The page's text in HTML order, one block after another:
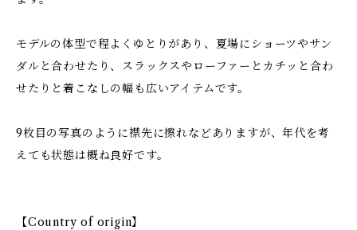
モデルの体型で程よくゆとりがあり、夏場にショーツやサン
ダルと合わせたり、スラックスやローファーとカチッと合わ
せたりと着こなしの幅も広いアイテムです。
9枚目の写真のように襟先に擦れなどありますが、年代を考
えても状態は概ね良好です。
【Country of origin】